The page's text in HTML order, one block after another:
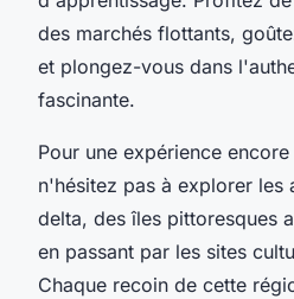
des marchés flottants,
et plongez-vous dans
fascinante.
Pour une expérience
n'hésitez pas à explorer les
delta, des îles pittoresques
en passant par les sites
Chaque recoin de cette